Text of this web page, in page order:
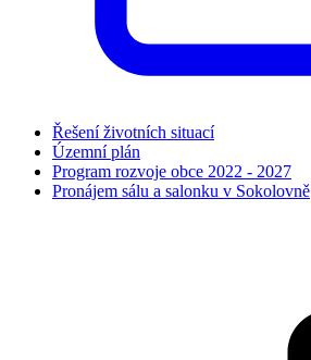
Řešení životních situací
Územní plán
Program rozvoje obce 2022 - 2027
Pronájem sálu a salonku v Sokolovně